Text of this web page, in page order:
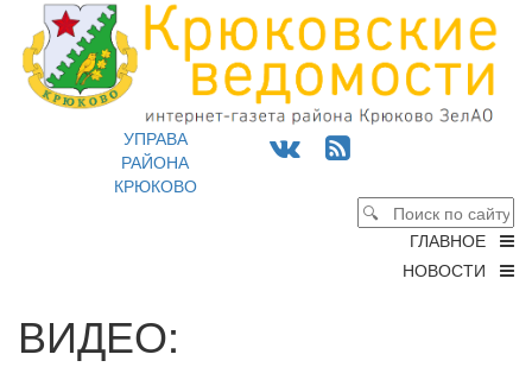
УПРАВА
РАЙОНА
КРЮКОВО
ГЛАВНОЕ
НОВОСТИ
ВИДЕО: